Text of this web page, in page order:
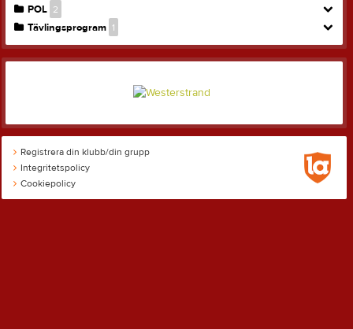
POL 2
Tävlingsprogram 1
Registrera din klubb/din grupp
Integritetspolicy
Cookiepolicy